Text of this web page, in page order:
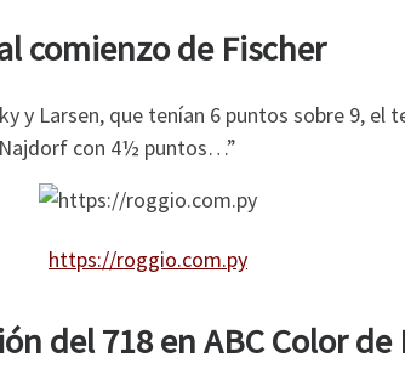
comienzo de Fischer
y Larsen, que tenían 6 puntos sobre 9, el
con 4½ puntos…”
https://roggio.com.py
del 718 en ABC Color de